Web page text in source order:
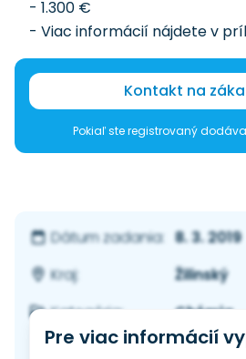
- 1.300 €
- Viac informácií nájdete v
Kontakt na
Pokiaľ ste registrovaný
Dátum zadania: 8. 3. 2019
Kraj:
Žilinský
Kategória:
Chémia
Pre viac informácií